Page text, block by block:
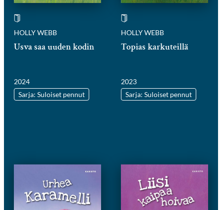
HOLLY WEBB
Usva saa uuden kodin
2024
Sarja: Suloiset pennut
HOLLY WEBB
Topias karkuteillä
2023
Sarja: Suloiset pennut